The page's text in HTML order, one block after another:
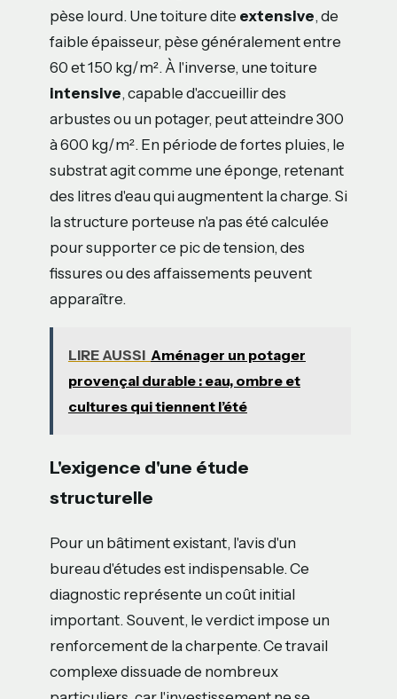
pèse lourd. Une toiture dite extensive, de
faible épaisseur, pèse généralement entre
60 et 150 kg/m². À l'inverse, une toiture
intensive, capable d'accueillir des
arbustes ou un potager, peut atteindre 300
à 600 kg/m². En période de fortes pluies, le
substrat agit comme une éponge, retenant
des litres d'eau qui augmentent la charge. Si
la structure porteuse n'a pas été calculée
pour supporter ce pic de tension, des
fissures ou des affaissements peuvent
apparaître.
LIRE AUSSI Aménager un potager
provençal durable : eau, ombre et
cultures qui tiennent l’été
L'exigence d'une étude
structurelle
Pour un bâtiment existant, l'avis d'un
bureau d'études est indispensable. Ce
diagnostic représente un coût initial
important. Souvent, le verdict impose un
renforcement de la charpente. Ce travail
complexe dissuade de nombreux